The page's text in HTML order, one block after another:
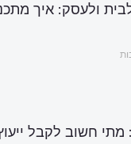
ולעסק: איך
מתי חשוב לקבל